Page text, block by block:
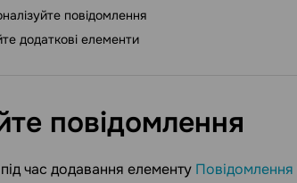
повідомлення
додаткові елементи
повідомлення
час додавання елементу Повідомлення